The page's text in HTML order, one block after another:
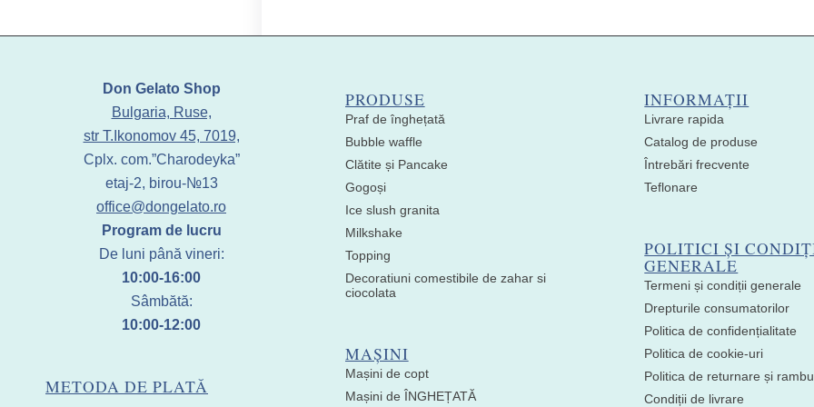
Don Gelato Shop
Bulgaria, Ruse,
str T.Ikonomov 45, 7019,
Cplx. com.”Charodeyka”
etaj-2, birou-№13
office@dongelato.ro
Program de lucru
De luni până vineri:
10:00-16:00
Sâmbătă:
10:00-12:00
METODA DE PLATĂ
PRODUSE
Praf de înghețată
Bubble waffle
Clătite și Pancake
Gogoși
Ice slush granita
Milkshake
Topping
Decoratiuni comestibile de zahar si
ciocolata
MAȘINI
Mașini de copt
Mașini de ÎNGHEȚATĂ
INFORMAȚII
Livrare rapida
Catalog de produse
Întrebări frecvente
Teflonare
POLITICI ȘI
GENERALE
Termeni și condiții generale
Drepturile consumatorilor
Politica de confidențialitate
Politica de cookie-uri
Politica de returnare și
Condiții de livrare